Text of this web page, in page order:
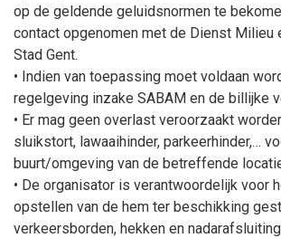
op de geldende geluidsnormen te
contact opgenomen met de Dienst Milieu
Stad Gent.
• Indien van toepassing moet voldaan
regelgeving inzake SABAM en de billijke
• Er mag geen overlast veroorzaakt
sluikstort, lawaaihinder, parkeerhinder,…
buurt/omgeving van de betreffende
• De organisator is verantwoordelijk voor
opstellen van de hem ter beschikking
verkeersborden, hekken en